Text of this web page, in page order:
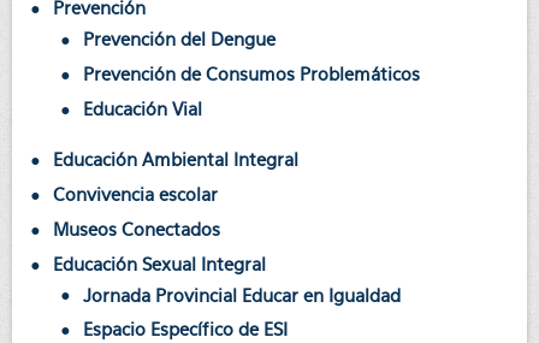
Prevención
Prevención del Dengue
Prevención de Consumos Problemáticos
Educación Vial
Educación Ambiental Integral
Convivencia escolar
Museos Conectados
Educación Sexual Integral
Jornada Provincial Educar en Igualdad
Espacio Específico de ESI